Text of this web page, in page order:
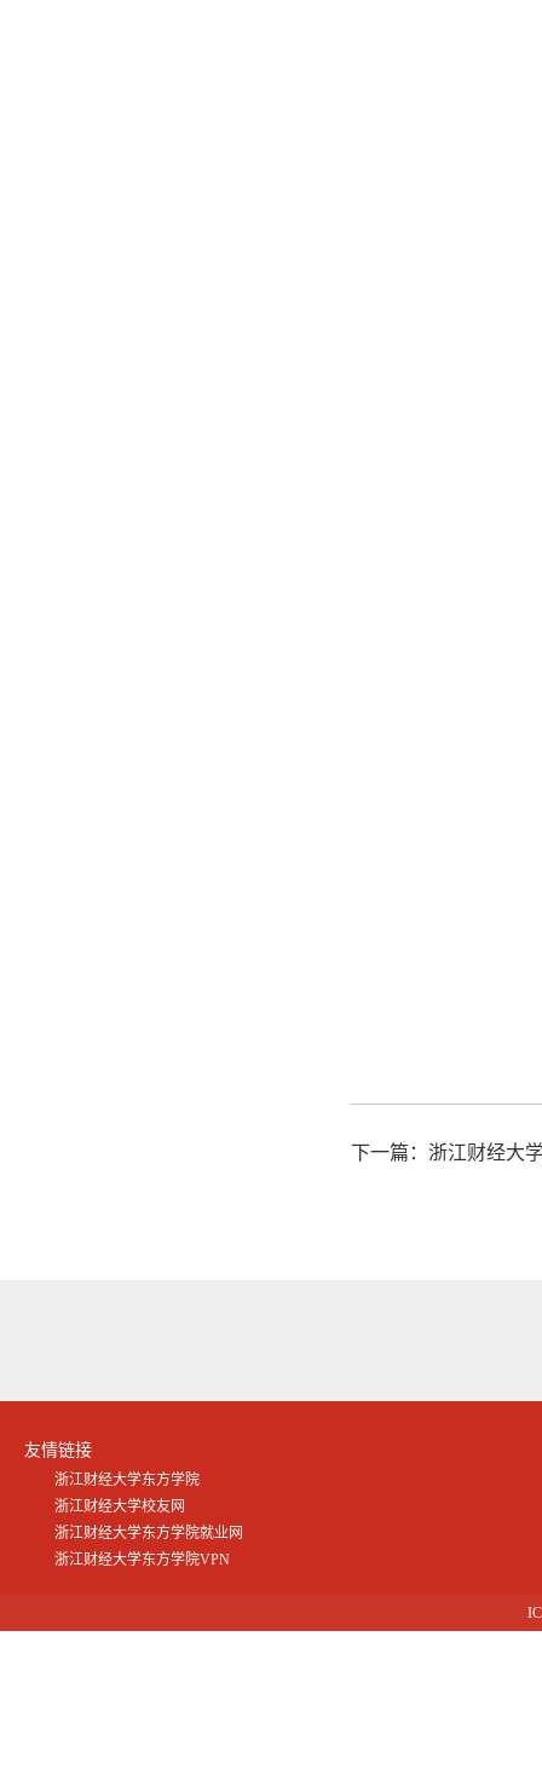
下一篇： 浙江财经大
友情链接
浙江财经大学东方学院
浙江财经大学校友网
浙江财经大学东方学院就业网
浙江财经大学东方学院VPN